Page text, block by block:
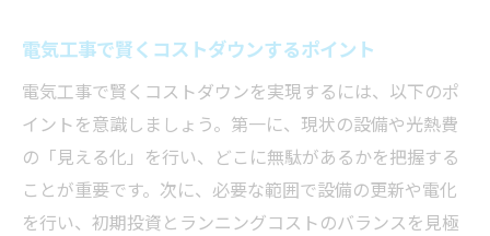
電気工事で賢くコストダウンするポイント
電気工事で賢くコストダウンを実現するには、以下のポ
イントを意識しましょう。第一に、現状の設備や光熱費
の「見える化」を行い、どこに無駄があるかを把握する
ことが重要です。次に、必要な範囲で設備の更新や電化
を行い、初期投資とランニングコストのバランスを見極